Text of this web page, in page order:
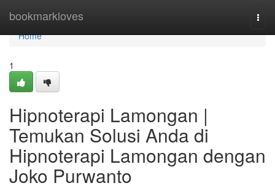
bookmarkloves
Home
Home
1
Hipnoterapi Lamongan |
Temukan Solusi Anda di
Hipnoterapi Lamongan dengan
Joko Purwanto